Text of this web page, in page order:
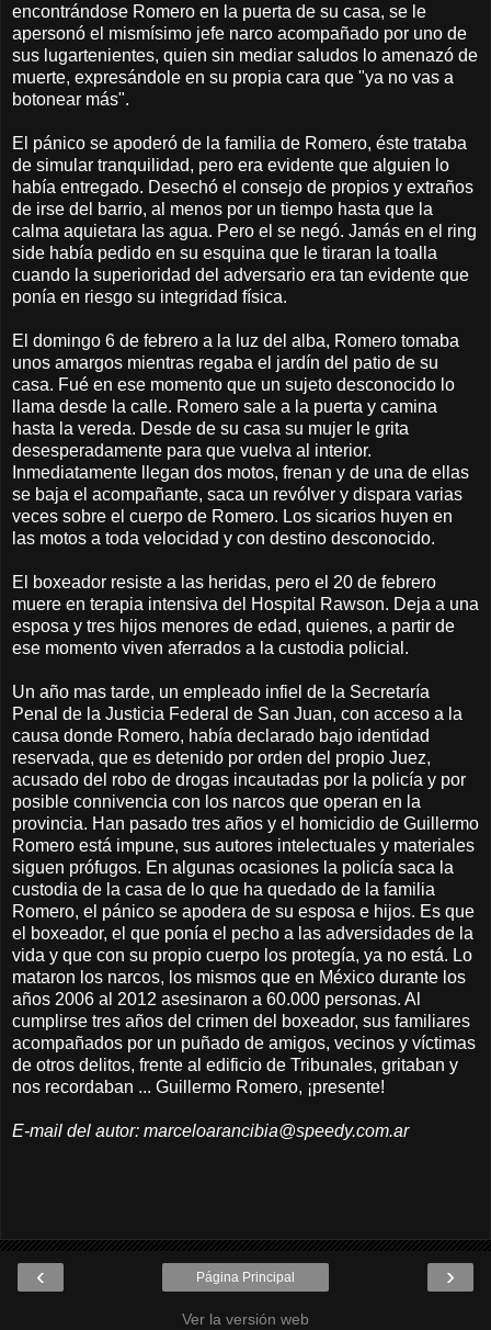
encontrándose Romero en la puerta de su casa, se le
apersonó el mismísimo jefe narco acompañado por uno de
sus lugartenientes, quien sin mediar saludos lo amenazó de
muerte, expresándole en su propia cara que "ya no vas a
botonear más".
El pánico se apoderó de la familia de Romero, éste trataba
de simular tranquilidad, pero era evidente que alguien lo
había entregado. Desechó el consejo de propios y extraños
de irse del barrio, al menos por un tiempo hasta que la
calma aquietara las agua. Pero el se negó. Jamás en el ring
side había pedido en su esquina que le tiraran la toalla
cuando la superioridad del adversario era tan evidente que
ponía en riesgo su integridad física.
El domingo 6 de febrero a la luz del alba, Romero tomaba
unos amargos mientras regaba el jardín del patio de su
casa. Fué en ese momento que un sujeto desconocido lo
llama desde la calle. Romero sale a la puerta y camina
hasta la vereda. Desde de su casa su mujer le grita
desesperadamente para que vuelva al interior.
Inmediatamente llegan dos motos, frenan y de una de ellas
se baja el acompañante, saca un revólver y dispara varias
veces sobre el cuerpo de Romero. Los sicarios huyen en
las motos a toda velocidad y con destino desconocido.
El boxeador resiste a las heridas, pero el 20 de febrero
muere en terapia intensiva del Hospital Rawson. Deja a una
esposa y tres hijos menores de edad, quienes, a partir de
ese momento viven aferrados a la custodia policial.
Un año mas tarde, un empleado infiel de la Secretaría
Penal de la Justicia Federal de San Juan, con acceso a la
causa donde Romero, había declarado bajo identidad
reservada, que es detenido por orden del propio Juez,
acusado del robo de drogas incautadas por la policía y por
posible connivencia con los narcos que operan en la
provincia. Han pasado tres años y el homicidio de Guillermo
Romero está impune, sus autores intelectuales y materiales
siguen prófugos. En algunas ocasiones la policía saca la
custodia de la casa de lo que ha quedado de la familia
Romero, el pánico se apodera de su esposa e hijos. Es que
el boxeador, el que ponía el pecho a las adversidades de la
vida y que con su propio cuerpo los protegía, ya no está. Lo
mataron los narcos, los mismos que en México durante los
años 2006 al 2012 asesinaron a 60.000 personas. Al
cumplirse tres años del crimen del boxeador, sus familiares
acompañados por un puñado de amigos, vecinos y víctimas
de otros delitos, frente al edificio de Tribunales, gritaban y
nos recordaban ... Guillermo Romero, ¡presente!
E-mail del autor: marceloarancibia@speedy.com.ar
‹ ›
Página Principal
Ver la versión web